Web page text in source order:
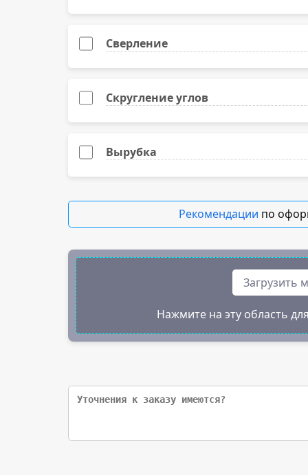
Калька, 150 гр.
Сверление
Скругление углов
Вырубка
Рекомендации по
Загрузить
Нажмите на эту область